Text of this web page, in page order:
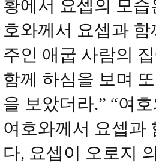
황에서 요셉의 모
호와께서 요셉과
주인 애굽 사람의
함께 하심을 보며
을 보았더라.” “여
여호와께서 요셉과
다, 요셉이 오로지